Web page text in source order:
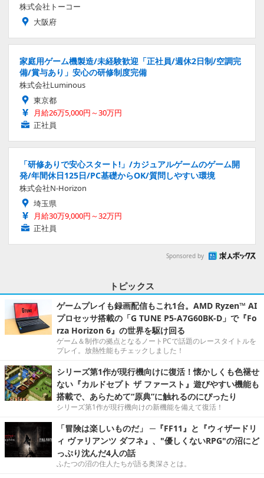
株式会社トーコー
大阪府
家庭用ゲーム機製造/未経験歓迎「正社員/週休2日制/空調完
備/賞与あり」安心の研修制度完備
株式会社Luminous
東京都
月給26万5,000円～30万円
正社員
「研修ありで安心スタート!」/カジュアルゲームのゲーム開
発/年間休日125日/PC基礎からOK/質問しやすい環境
株式会社N-Horizon
埼玉県
月給30万9,000円～32万円
正社員
Sponsored by
トピックス
ゲームプレイも録画配信もこれ1台。AMD Ryzen™ AI
プロセッサ搭載の「G TUNE P5-A7G60BK-D」で『Fo
rza Horizon 6』の世界を駆け回る
ゲーム＆制作の拠点となるノートPCで話題のレースタイトルを
プレイ。放熱性能もチェックしました！
シリーズ第1作が現行機向けに復活！懐かしくも色褪せ
ない『カルドセプト ザ ファースト』遊びやすい機能も
搭載で、あらためて“原典”に触れるのにぴったり
シリーズ第1作が現行機向けの新機能を備えて復活！
「冒険は楽しいものだ」 ─『FF11』と『ウィザードリ
ィ ヴァリアンツ ダフネ』、"優しくないRPG"の沼にど
っぷり沈んだ4人の話
ふたつの沼の住人たちが語る奥深さとは。